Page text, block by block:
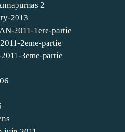
2
2013
2011-1ere-partie
2eme-partie
3eme-partie